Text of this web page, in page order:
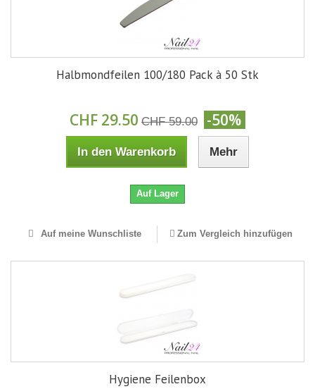
Halbmondfeilen 100/180 Pack à 50 Stk
CHF 29.50 CHF 59.00 -50%
In den Warenkorb Mehr
Auf Lager
Auf meine Wunschliste Zum Vergleich hinzufügen
Hygiene Feilenbox